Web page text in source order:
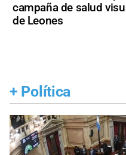
campaña de salud
de Leones
+ Política